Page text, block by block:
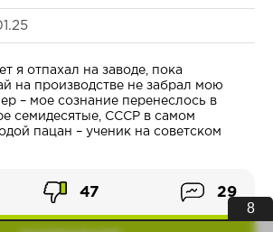
я отпахал на заводе, пока
на производстве не забрал мою
– мое сознание перенеслось в
семидесятые, СССР в самом
пацан – ученик на советском
47 29
7